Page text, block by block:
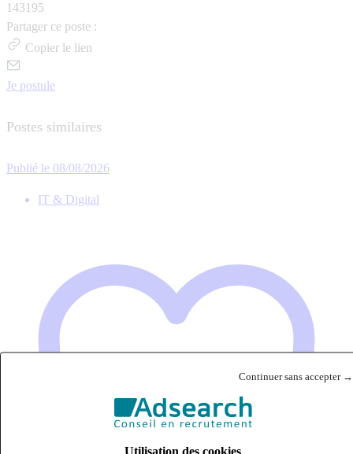
Continuer sans accepter →
Utilisation des cookies
143195
Partager ce poste :
Copier le lien
Je postule
Postes similaires
Publié le 08/08/2026
IT & Digital